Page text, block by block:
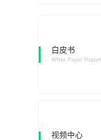
白皮书
White Paper Report
视频中心